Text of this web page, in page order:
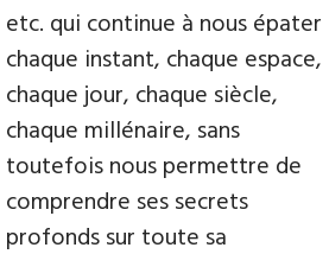
etc. qui continue à nous épater
chaque instant, chaque espace,
chaque jour, chaque siècle,
chaque millénaire, sans
toutefois nous permettre de
comprendre ses secrets
profonds sur toute sa